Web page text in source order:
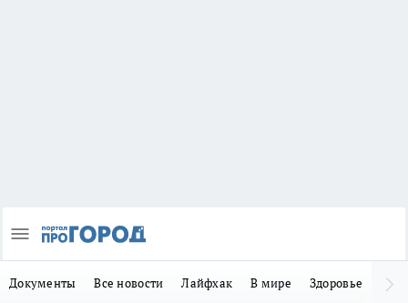
Документы Все новости Лайфхак В мире Здоровье